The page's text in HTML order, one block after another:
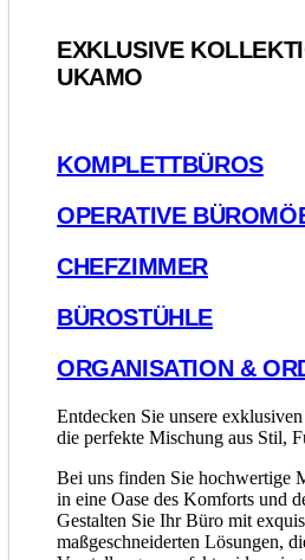
EXKLUSIVE
UKAMO
KOMPLETTBÜROS
OPERATIVE
CHEFZIMMER
BÜROSTÜHLE
ORGANISATION &
Entdecken Sie unsere
die perfekte Mischung aus Stil,
Bei uns finden Sie hochwertige
in eine Oase des Komforts und
Gestalten Sie Ihr Büro mit
maßgeschneiderten Lösungen,